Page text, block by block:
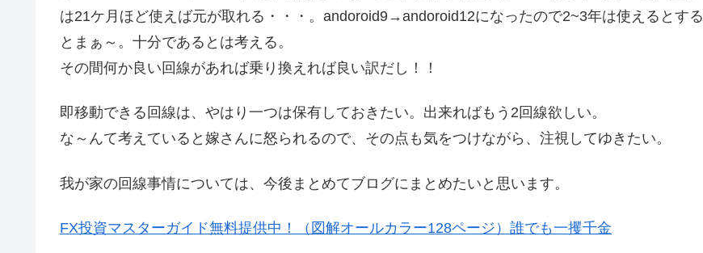
は21ケ月ほど使えば元が取れる・・・。andoroid9→andoroid12になったので2~3年は使えるとする
とまぁ～。十分であるとは考える。
その間何か良い回線があれば乗り換えれば良い訳だし！！
即移動できる回線は、やはり一つは保有しておきたい。出来ればもう2回線欲しい。
な～んて考えていると嫁さんに怒られるので、その点も気をつけながら、注視してゆきたい。
我が家の回線事情については、今後まとめてブログにまとめたいと思います。
FX投資マスターガイド無料提供中！（図解オールカラー128ページ）誰でも一攫千金